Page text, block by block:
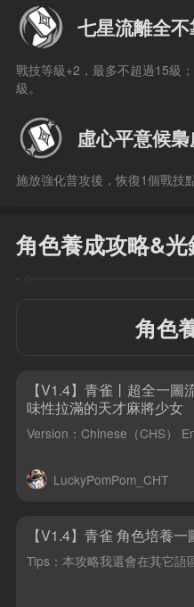
七星流離全
戰技等級+2，最多不超過15級
級。
虛心平意候
施放強化普攻後，恢復1個戰技點
角色養成攻略&
角色
【V1.4】青雀丨超全一圖
味性拉滿的天才麻將少女
LuckyPomPom_CHT
【V1.4】青雀 角色培養一